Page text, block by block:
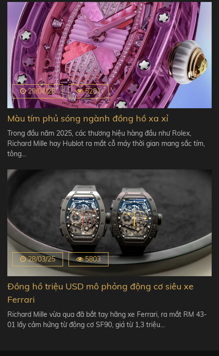
29/04/25 5201
Màu tím phủ sóng ngành đồng hồ xa xỉ
Trong đầu năm 2025, các thương hiệu hàng đầu như Rolex,
Richard Mille hay Hublot ra mắt cỗ máy thời gian mang sắc tím,
tông…
28/03/25 5803
Đồng hồ triệu USD mô phỏng động cơ siêu xe
Ferrari
Richard Mille vừa qua đã bắt tay hãng xe Ferrari, ra mắt RM 43-
01 lấy cảm hứng từ động cơ SF90, giá từ 1,3 triệu…